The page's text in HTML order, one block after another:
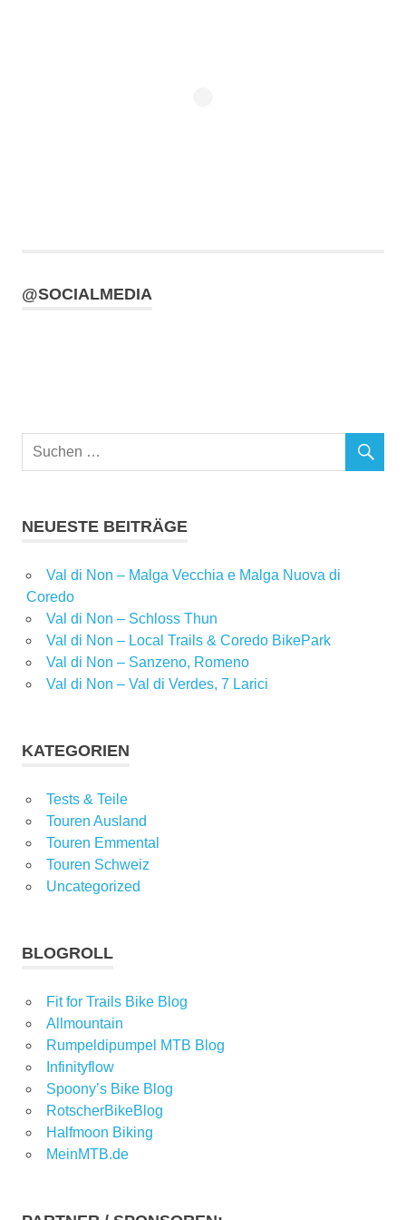
@SOCIALMEDIA
NEUESTE BEITRÄGE
Val di Non – Malga Vecchia e Malga Nuova di
Coredo
Val di Non – Schloss Thun
Val di Non – Local Trails & Coredo BikePark
Val di Non – Sanzeno, Romeno
Val di Non – Val di Verdes, 7 Larici
KATEGORIEN
Tests & Teile
Touren Ausland
Touren Emmental
Touren Schweiz
Uncategorized
BLOGROLL
Fit for Trails Bike Blog
Allmountain
Rumpeldipumpel MTB Blog
Infinityflow
Spoony’s Bike Blog
RotscherBikeBlog
Halfmoon Biking
MeinMTB.de